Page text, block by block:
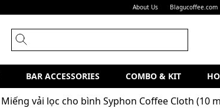
About Us Blagucoffee.com
BAR ACCESSORIES COMBO & KIT
Miếng vải lọc cho bình Syphon Coffee Cloth (10